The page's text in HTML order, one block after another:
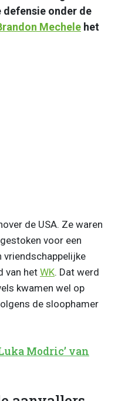
defensie onder de
Mechele het
de USA. Ze waren
voor een
vriendschappelijke
van het WK. Dat werd
kwamen wel op
de sloophamer
Modric’ van